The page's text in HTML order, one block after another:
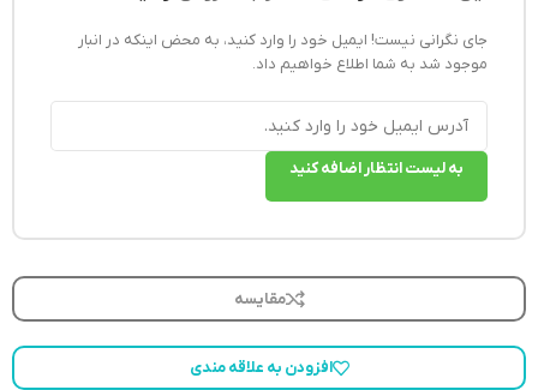
جای نگرانی نیست! ایمیل خود را وارد کنید، به محض اینکه در انبار
موجود شد به شما اطلاع خواهیم داد.
به لیست انتظار اضافه کنید
مقایسه
افزودن به علاقه مندی